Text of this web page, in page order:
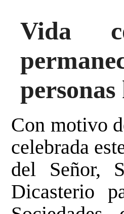
Vida
Con motivo
celebrada
del Señor,
Dicasterio